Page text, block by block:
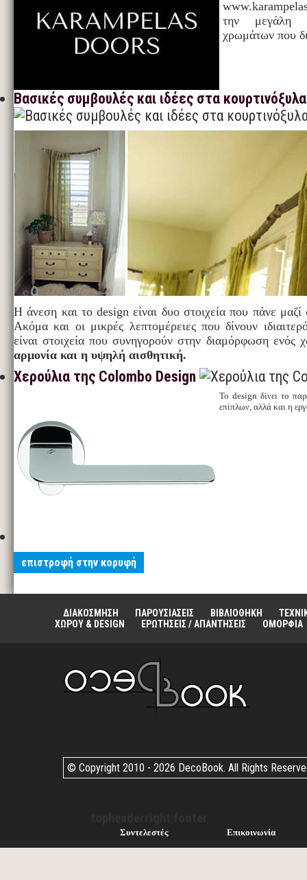
την μεγάλη
χρωμάτων που
Βασικές συμβουλές και ιδέες στα
Η άνεση και το design είναι δυο στοιχεία που πάνε
Ακόμα και οι μικρές λεπτομέρειες που δίνουν
είναι στοιχεία που συνηγορούν στην διαμόρφωση ενός
αρμονία και η υψηλή αισθητική.
Χερούλια της Colombo Design
Το design δίνει το
επίπλων, αλλά και η
επιστροφή στην κορυφή
ΔΙΑΚΟΣΜΗΣΗ ΠΑΡΟΥΣΙΑΣΕΙΣ ΒΙΒΛΙΟΘΗΚΗ
ΧΩΡΟΥ & DESIGN
ΕΡΩΤΗΣΕΙΣ / ΑΠΑΝΤΗΣΕΙΣ ΟΜΟΡΦΙΑ
© Copyright 2010 - 2026 DecoBook. All Rights
Συντελεστές Επικοινωνία